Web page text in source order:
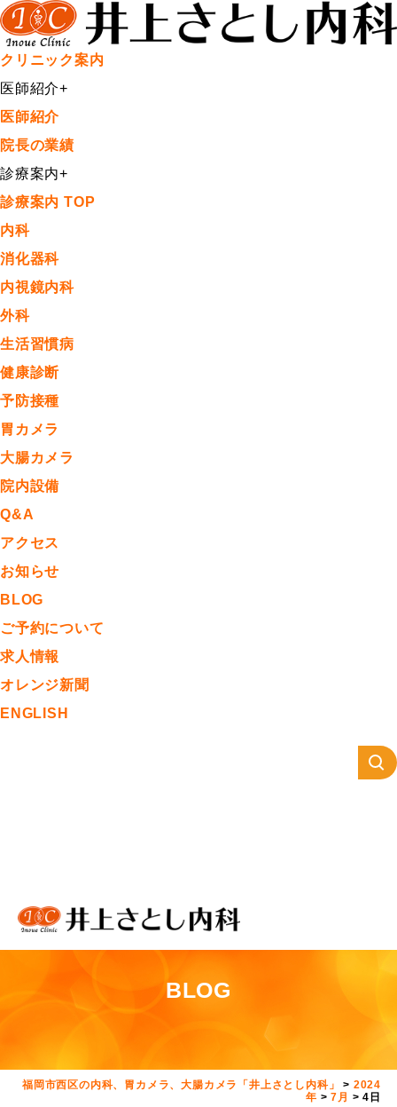
クリニック案内
医師紹介+
医師紹介
院長の業績
診療案内+
診療案内 TOP
内科
消化器科
内視鏡内科
外科
生活習慣病
健康診断
予防接種
胃カメラ
大腸カメラ
院内設備
Q&A
アクセス
お知らせ
BLOG
ご予約について
求人情報
オレンジ新聞
ENGLISH
BLOG
福岡市西区の内科、胃カメラ、大腸カメラ「井上さとし内科」 > 2024
年 >7月 >4日